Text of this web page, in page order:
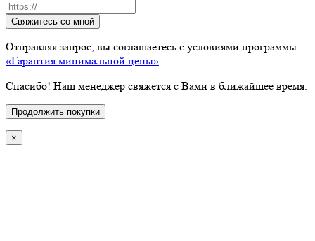
Свяжитесь со мной
Отправляя запрос, вы соглашаетесь с условиями программы
«Гарантия минимальной цены».
Спасибо! Наш менеджер свяжется с Вами в ближайшее время.
Продолжить покупки
×